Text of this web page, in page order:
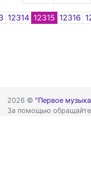
12314 12315 12316
2026 © "Первое
За помощью